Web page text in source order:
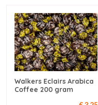
Walkers Eclairs Arabica
Coffee 200 gram